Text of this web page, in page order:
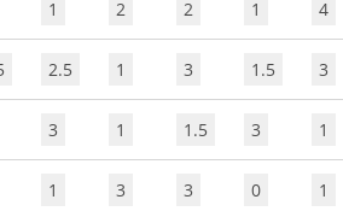
1 2 2 1 4
2.5 1 3 1.5 3
3 1 1.5 3 1
1 3 3 0 1